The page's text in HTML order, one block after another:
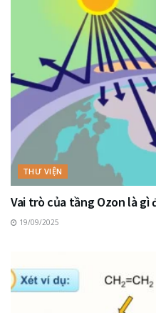
THƯ VIỆN
Vai trò của tầng Ozon là gì
19/09/2025